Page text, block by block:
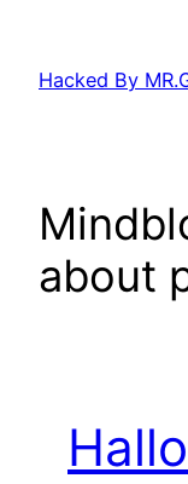
springen
Hacked By
about